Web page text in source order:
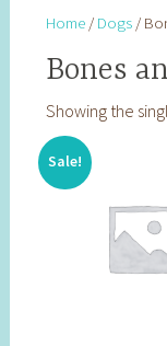
Home/ Dogs/
Bones
Showing the
Sale!